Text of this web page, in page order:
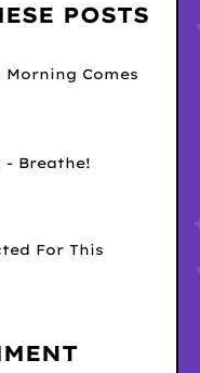
POSTS
Comes
- Breathe!
For This